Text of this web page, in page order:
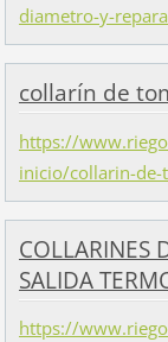
diametro-y-
collarín de
https://
inicio/collarin-
COLLARINES
SALIDA
https://